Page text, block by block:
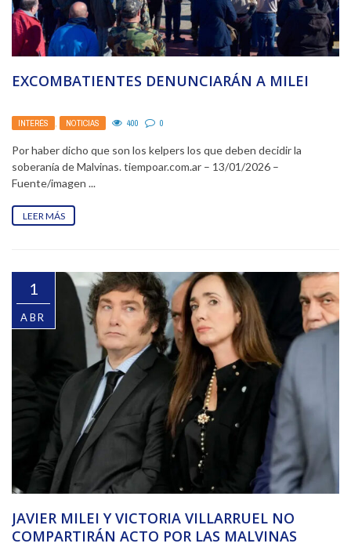
EXCOMBATIENTES DENUNCIARÁN A MILEI
INTERÉS , NOTICIAS 400 0
Por haber dicho que son los kelpers los que deben decidir la
soberanía de Malvinas. tiempoar.com.ar – 13/01/2026 –
Fuente/imagen ...
LEER MÁS
1
ABR
JAVIER MILEI Y VICTORIA VILLARRUEL NO
COMPARTIRÁN ACTO POR LAS MALVINAS